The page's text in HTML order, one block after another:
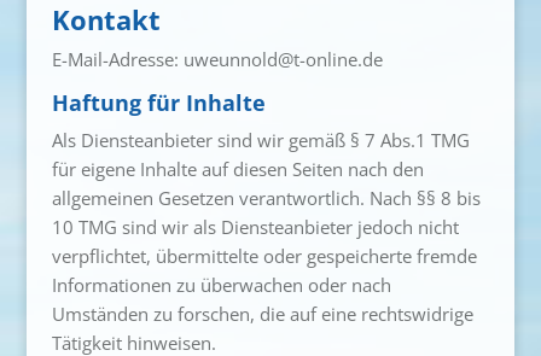
Kontakt
E-Mail-Adresse: uweunnold@t-online.de
Haftung für Inhalte
Als Diensteanbieter sind wir gemäß § 7 Abs.1 TMG
für eigene Inhalte auf diesen Seiten nach den
allgemeinen Gesetzen verantwortlich. Nach §§ 8 bis
10 TMG sind wir als Diensteanbieter jedoch nicht
verpflichtet, übermittelte oder gespeicherte fremde
Informationen zu überwachen oder nach
Umständen zu forschen, die auf eine rechtswidrige
Tätigkeit hinweisen.